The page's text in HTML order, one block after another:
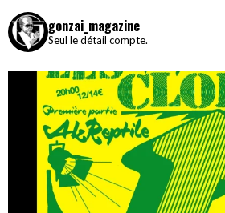
gonzai_magazine
Seul le détail compte.